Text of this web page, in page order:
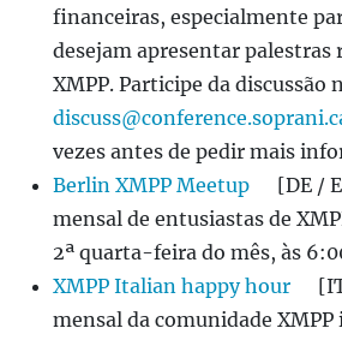
financeiras, especialmente
desejam apresentar palestras
XMPP. Participe da discussão
vezes antes de pedir mais
Berlin XMPP Meetup
[DE /
mensal de entusiastas de
2ª quarta-feira do mês, às
XMPP Italian happy hour
mensal da comunidade